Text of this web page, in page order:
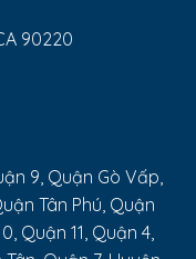
90220
9, Quận Gò Vấp,
Tân Phú, Quận
Quận 11, Quận 4,